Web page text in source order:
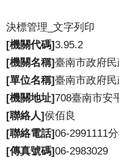
決標管理_文字列印
[機關代碼]3.95.2
[機關名稱]臺南市政府
[單位名稱]臺南市政府
[機關地址]708臺南市安
[聯絡人]侯佰良
[聯絡電話]06-2991111
[傳真號碼]06-2983029